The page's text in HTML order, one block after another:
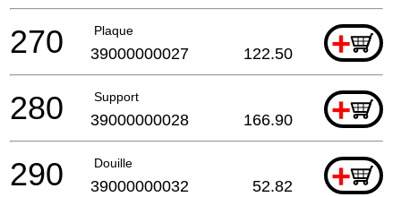
Plaque +
270 39000000027 122.50
Support +
280 39000000028 166.90
Douille +
290 39000000032 52.82